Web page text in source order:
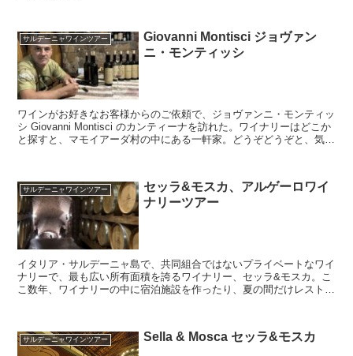
サルデーニャワインツアー
Giovanni Montisci ジョヴァン
ニ・モンティッシ
ワインがお好きなお客様からのご依頼で、ジョヴァンニ・モンティッ
シ Giovanni Montisci のカンティーナを訪れた。ワイナリーはどこか
と探すと、マモイアーダ村の中にある一軒家。どうぞどうぞと、気さ
いえば、Granazza。
サルデーニャワインツアー
セッラ&モスカ、アルゲーロワイ
ナリーツアー
イタリア・サルデーニャ島で、共同組合ではないプライベートなワイ
ナリーで、最も広い所有面積を誇るワイナリー、セッラ&モスカ。こ
こ数年、ワイナリーの中に宿泊施設を作ったり、夏の間だけレストラ
サルデーニャワインツアー Sella & Mosca セッラ&モスカ